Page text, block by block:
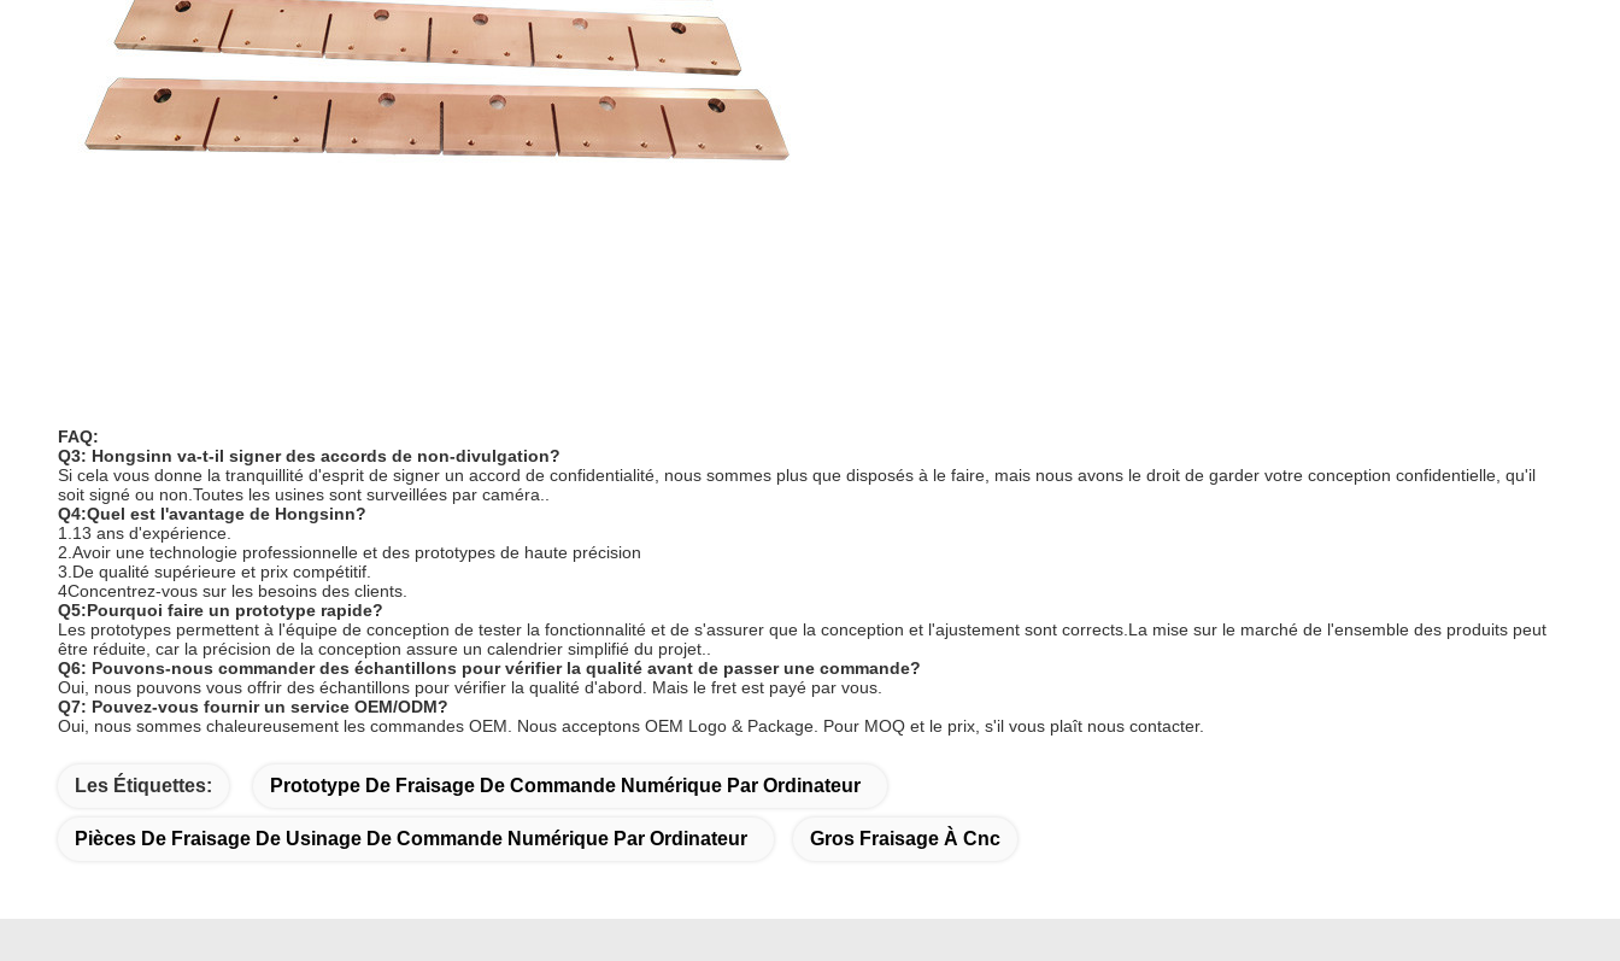
FAQ:
Q3: Hongsinn va-t-il signer des accords de non-divulgation?
Si cela vous donne la tranquillité d'esprit de signer un accord de confidentialité, nous sommes plus que disposés à le faire, mais nous avons le droit de garder votre conception confidentielle, qu'il
soit signé ou non.Toutes les usines sont surveillées par caméra..
Q4:Quel est l'avantage de Hongsinn?
1.13 ans d'expérience.
2.Avoir une technologie professionnelle et des prototypes de haute précision
3.De qualité supérieure et prix compétitif.
4Concentrez-vous sur les besoins des clients.
Q5:Pourquoi faire un prototype rapide?
Les prototypes permettent à l'équipe de conception de tester la fonctionnalité et de s'assurer que la conception et l'ajustement sont corrects.La mise sur le marché de l'ensemble des produits peut
être réduite, car la précision de la conception assure un calendrier simplifié du projet..
Q6: Pouvons-nous commander des échantillons pour vérifier la qualité avant de passer une commande?
Oui, nous pouvons vous offrir des échantillons pour vérifier la qualité d'abord. Mais le fret est payé par vous.
Q7: Pouvez-vous fournir un service OEM/ODM?
Oui, nous sommes chaleureusement les commandes OEM. Nous acceptons OEM Logo & Package. Pour MOQ et le prix, s'il vous plaît nous contacter.
Les Étiquettes: Prototype De Fraisage De Commande Numérique Par Ordinateur
Pièces De Fraisage De Usinage De Commande Numérique Par Ordinateur Gros Fraisage À Cnc